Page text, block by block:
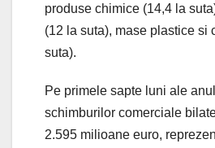
produse chimice (14,4 la
(12 la suta), mase plastice si
suta).
Pe primele sapte luni ale
schimburilor comerciale
2.595 milioane euro,